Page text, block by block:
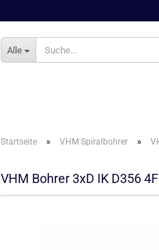
Alle
Startseite » VHM Spiralbohrer »
VHM Bohrer 3xD IK D356